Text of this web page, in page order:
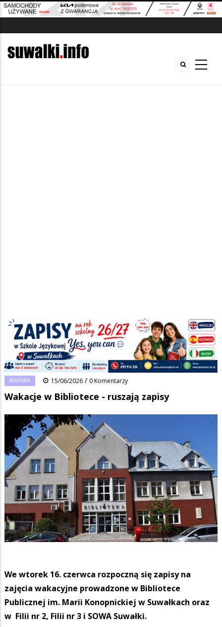
Ścieżka
nawigacyjna
Strona główna/Wiadomości /Kultura/
Wakacje w Bibliotece - ruszają zapisy
Facebook PinterestTumblr
0 Reddit Share
KULTURA 15/06/2026 / 0 Komentarzy
Wakacje w Bibliotece - ruszają zapisy
We wtorek 16. czerwca rozpoczną się zapisy na
zajęcia wakacyjne prowadzone w Bibliotece
Publicznej im. Marii Konopnickiej w Suwałkach oraz
w Filii nr 2, Filii nr 3 i SOWA Suwałki.